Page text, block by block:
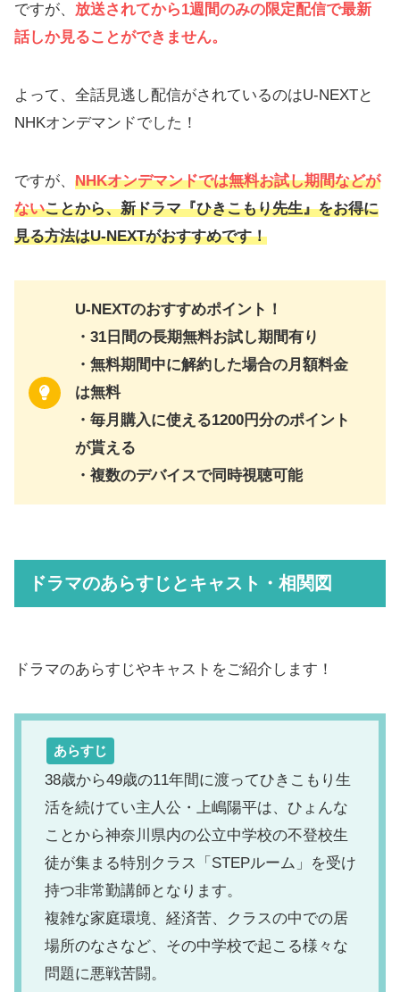
ですが、 放送されてから1週間のみの限定配信で最新
話しか見ることができません。
よって、全話見逃し配信がされているのはU-NEXTと
NHKオンデマンドでした！
ですが、 NHKオンデマンドでは無料お試し期間などが
ないことから、新ドラマ『ひきこもり先生』をお得に
見る方法はU-NEXTがおすすめです！
U-NEXTのおすすめポイント！
・31日間の長期無料お試し期間有り
・無料期間中に解約した場合の月額料金
は無料
・毎月購入に使える1200円分のポイント
が貰える
・複数のデバイスで同時視聴可能
ドラマのあらすじとキャスト・相関図
ドラマのあらすじやキャストをご紹介します！
あらすじ
38歳から49歳の11年間に渡ってひきこもり生
活を続けてい主人公・上嶋陽平は、ひょんな
ことから神奈川県内の公立中学校の不登校生
徒が集まる特別クラス「STEPルーム」を受け
持つ非常勤講師となります。
複雑な家庭環境、経済苦、クラスの中での居
場所のなさなど、その中学校で起こる様々な
問題に悪戦苦闘。